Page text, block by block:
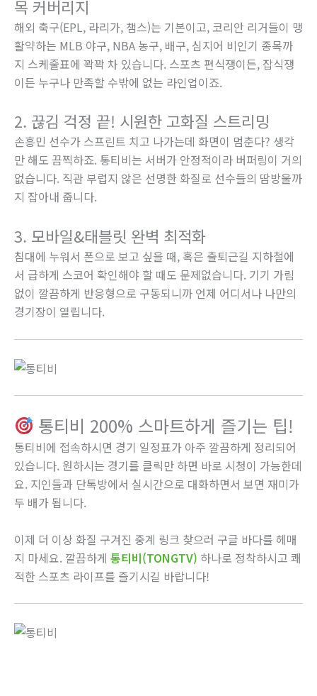
목 커버리지
해외 축구(EPL, 라리가, 챔스)는 기본이고, 코리안 리거들이 맹
활약하는 MLB 야구, NBA 농구, 배구, 심지어 비인기 종목까
지 스케줄표에 꽉꽉 차 있습니다. 스포츠 편식쟁이든, 잡식쟁
이든 누구나 만족할 수밖에 없는 라인업이죠.
2. 끊김 걱정 끝! 시원한 고화질 스트리밍
손흥민 선수가 스프린트 치고 나가는데 화면이 멈춘다? 생각
만 해도 끔찍하죠. 통티비는 서버가 안정적이라 버퍼링이 거의
없습니다. 직관 부럽지 않은 선명한 화질로 선수들의 땀방울까
지 잡아내 줍니다.
3. 모바일&태블릿 완벽 최적화
침대에 누워서 폰으로 보고 싶을 때, 혹은 출퇴근길 지하철에
서 급하게 스코어 확인해야 할 때도 문제없습니다. 기기 가림
없이 깔끔하게 반응형으로 구동되니까 언제 어디서나 나만의
경기장이 열립니다.
통티비 200% 스마트하게 즐기는 팁!
통티비에 접속하시면 경기 일정표가 아주 깔끔하게 정리되어
있습니다. 원하시는 경기를 클릭만 하면 바로 시청이 가능한데
요. 지인들과 단톡방에서 실시간으로 대화하면서 보면 재미가
두 배가 됩니다.
이제 더 이상 화질 구겨진 중계 링크 찾으러 구글 바다를 헤매
지 마세요. 깔끔하게 통티비(TONGTV) 하나로 정착하시고 쾌
적한 스포츠 라이프를 즐기시길 바랍니다!